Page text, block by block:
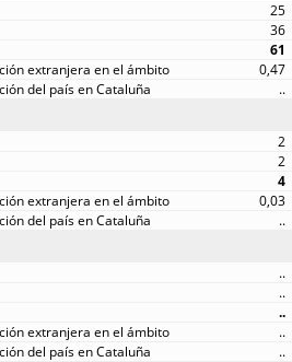
25
36
61
0,47
..
2
2
4
0,03
..
..
..
..
..
..